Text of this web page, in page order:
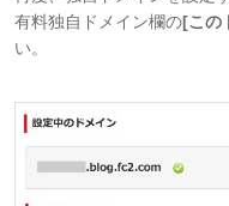
有料独自ドメイン欄の[この
い。